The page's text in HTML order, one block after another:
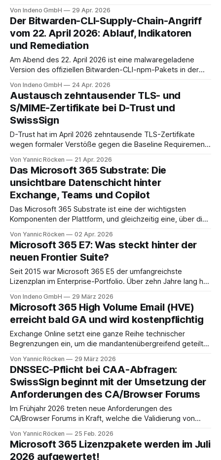
Produktivumgebungen die ganze Appliance einfrieren
konnte. Wer 15.0.4 bereits ausgerollt hat, sollte das Update
zeitnah
Von Indeno GmbH 29 Apr. 2026
Der Bitwarden-CLI-Supply-Chain-Angriff
vom 22. April 2026: Ablauf, Indikatoren
und Remediation
Am Abend des 22. April 2026 ist eine malwaregeladene
Version des offiziellen Bitwarden-CLI-npm-Pakets in der
zwischen 17:57 und 19:30 ET, also rund 93 Minuten, auf
npm abrufbar. Bitwarden spricht in der eigenen
Stellungnahme von etwa 334 Installationen
Von Indeno GmbH 24 Apr. 2026
Austausch zehntausender TLS- und
S/MIME-Zertifikate bei D-Trust und
SwissSign
D-Trust hat im April 2026 zehntausende TLS-Zertifikate
wegen formaler Verstöße gegen die Baseline Requirements
Widerruf zum 22. April 2026 angekündigt.
Von Yannic Röcken 21 Apr. 2026
Das Microsoft 365 Substrate: Die
unsichtbare Datenschicht hinter
Exchange, Teams und Copilot
Das Microsoft 365 Substrate ist eine der wichtigsten
Komponenten der Plattform, und gleichzeitig eine, über die
365 das, was es 2011 war: eine lose Sammlung
cloudifizierter On-Premises-Produkte, die kaum
miteinander sprachen. Einheitliche Suche, Information
Protection, eDiscovery, Compliance und seit 2023
Von Yannic Röcken 02 Apr. 2026
Microsoft 365 E7: Was steckt hinter der
neuen Frontier Suite?
Seit 2015 war Microsoft 365 E5 der umfangreichste
Lizenzplan im Enterprise-Portfolio. Über zehn Jahre lang hat
nichts Neues eingeführt. Mit Microsoft 365 E7 kommt am 1.
Mai 2026 ein Plan (Introducing Microsoft 365 E7: The
Frontier Suite), der nicht einfach ein
Von Indeno GmbH 29 März 2026
Microsoft 365 High Volume Email (HVE)
erreicht bald GA und wird kostenpflichtig
Exchange Online setzt eine ganze Reihe technischer
Begrenzungen ein, um die mandantenübergreifend geteilte
Auf Postfachebene greift das Recipient Rate Limit (RRL),
das den Versand auf maximal 10.000 Empfänger pro
Postfach innerhalb eines rollierenden 24-Stunden-Fensters
beschränkt, unabhängig davon, ob es sich
Von Yannic Röcken 29 März 2026
DNSSEC-Pflicht bei CAA-Abfragen:
SwissSign beginnt mit der Umsetzung der
Anforderungen des CA/Browser Forums
Im Frühjahr 2026 treten neue Anforderungen des
CA/Browser Forums in Kraft, welche die Validierung von
Vorgaben frühzeitig um und aktiviert am 2. März 2026 die
verpflichtende DNSSEC-Validierung bei Anfragen zu CAA-
und DCV-Daten. Zertifikatsanträge werden somit nur noch
Von Yannic Röcken 25 Feb. 2026
Microsoft 365 Lizenzpakete werden im Juli
2026 aufgewertet!